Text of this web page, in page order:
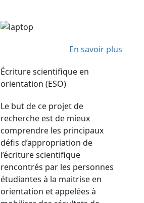
En savoir plus
Écriture scientifique en
orientation (ESO)
Le but de ce projet de
recherche est de mieux
comprendre les principaux
défis d’appropriation de
l’écriture scientifique
rencontrés par les personnes
étudiantes à la maitrise en
orientation et appelées à